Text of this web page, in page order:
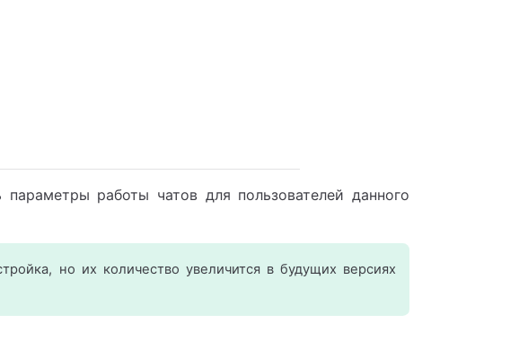
работы чатов для пользователей данного
но их количество увеличится в будущих версиях